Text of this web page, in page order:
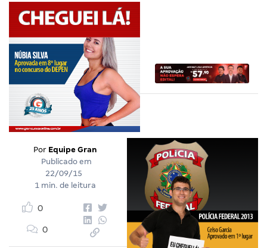
Por Equipe Gran
Publicado em
22/09/15
1 min. de leitura
0
0